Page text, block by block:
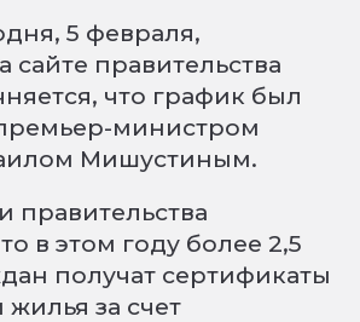
5 февраля,
правительства
что график был
министром
Мишустиным.
правительства
в этом году более 2,5
получат сертификаты
за счет